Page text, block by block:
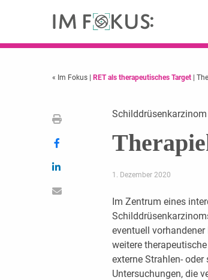
« Im Fokus RET als therapeutisches Target |
Schilddrüsenkarzinom
1. Dezember 2020
Im Zentrum eines
eventuell
weitere
externe Strahlen-
Untersuchungen, die